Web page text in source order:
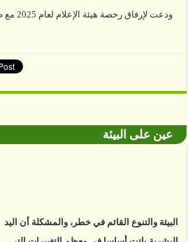
ودعت لإرفاق رخصة هيئة الإعلام لعام 2025 مع طلب الترشح.
عين على البيئة
البيئة والتنوع القائم في خطر، والمشكلة أن اليد
البشرية باتت أساسا في معظم التغييرات التي